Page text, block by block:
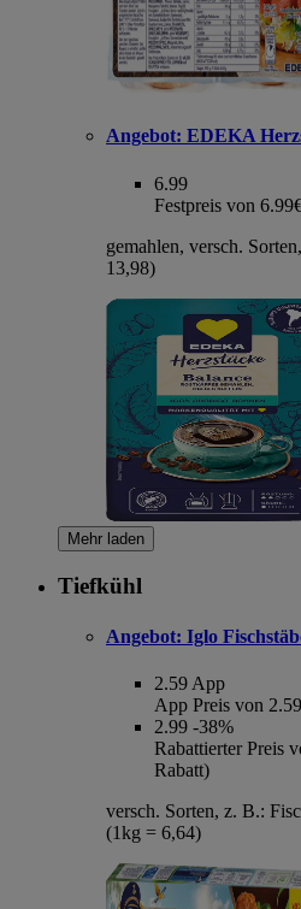
Angebot: EDEKA
6.99
Festpreis von
gemahlen, versch.
13,98)
Mehr laden
Tiefkühl
Angebot: Iglo
2.59 App
App Preis von
2.99 -38%
Rabattierter Preis
Rabatt)
versch. Sorten, z. B.:
(1kg = 6,64)